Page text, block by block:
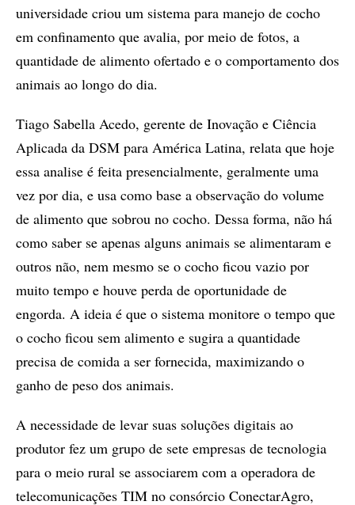
universidade criou um sistema para manejo de cocho
em confinamento que avalia, por meio de fotos, a
quantidade de alimento ofertado e o comportamento dos
animais ao longo do dia.
Tiago Sabella Acedo, gerente de Inovação e Ciência
Aplicada da DSM para América Latina, relata que hoje
essa analise é feita presencialmente, geralmente uma
vez por dia, e usa como base a observação do volume
de alimento que sobrou no cocho. Dessa forma, não há
como saber se apenas alguns animais se alimentaram e
outros não, nem mesmo se o cocho ficou vazio por
muito tempo e houve perda de oportunidade de
engorda. A ideia é que o sistema monitore o tempo que
o cocho ficou sem alimento e sugira a quantidade
precisa de comida a ser fornecida, maximizando o
ganho de peso dos animais.
A necessidade de levar suas soluções digitais ao
produtor fez um grupo de sete empresas de tecnologia
para o meio rural se associarem com a operadora de
telecomunicações TIM no consórcio ConectarAgro,